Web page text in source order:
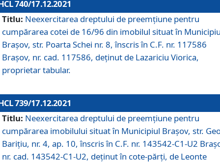
740/17.12.2021
Titlu: Neexercitarea dreptului de preemţiune pentru
cumpărarea cotei de 16/96 din imobilul situat în
Braşov, str. Poarta Schei nr. 8, înscris în C.F. nr. 117586
Brașov, nr. cad. 117586, deținut de Lazariciu Viorica,
proprietar tabular.
739/17.12.2021
Titlu: Neexercitarea dreptului de preemţiune pentru
cumpărarea imobilului situat în Municipiul Braşov, str.
Barițiu, nr. 4, ap. 10, înscris în C.F. nr. 143542-C1-U2
nr. cad. 143542-C1-U2, deținut în cote-părți, de Leonte